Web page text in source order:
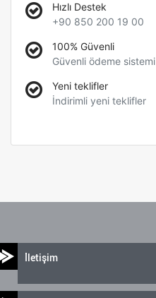
Hızlı Destek
+90 850 200 19 00
100% Güvenli
Güvenli ödeme sistemi
Yeni teklifler
İndirimli yeni teklifler
İletişim